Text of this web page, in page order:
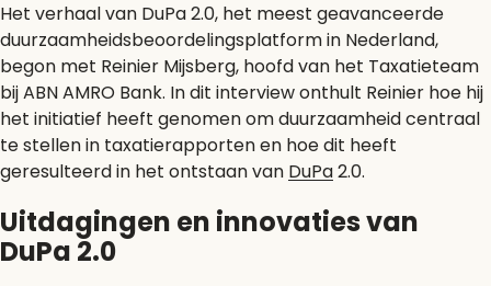
Het verhaal van DuPa 2.0, het meest geavanceerde
duurzaamheidsbeoordelingsplatform in Nederland,
begon met Reinier Mijsberg, hoofd van het Taxatieteam
bij ABN AMRO Bank. In dit interview onthult Reinier hoe hij
het initiatief heeft genomen om duurzaamheid centraal
te stellen in taxatierapporten en hoe dit heeft
geresulteerd in het ontstaan van DuPa2.0.
Uitdagingen en innovaties van
DuPa 2.0